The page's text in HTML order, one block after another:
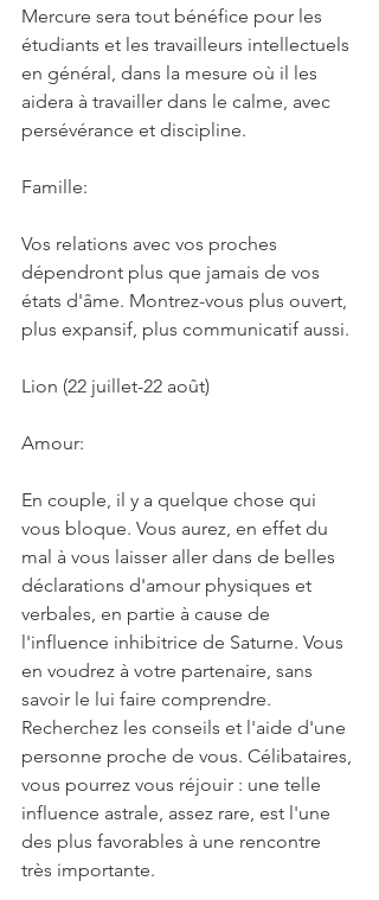
Mercure sera tout bénéfice pour les
étudiants et les travailleurs intellectuels
en général, dans la mesure où il les
aidera à travailler dans le calme, avec
persévérance et discipline.
Famille:
Vos relations avec vos proches
dépendront plus que jamais de vos
états d'âme. Montrez-vous plus ouvert,
plus expansif, plus communicatif aussi.
Lion (22 juillet-22 août)
Amour:
En couple, il y a quelque chose qui
vous bloque. Vous aurez, en effet du
mal à vous laisser aller dans de belles
déclarations d'amour physiques et
verbales, en partie à cause de
l'influence inhibitrice de Saturne. Vous
en voudrez à votre partenaire, sans
savoir le lui faire comprendre.
Recherchez les conseils et l'aide d'une
personne proche de vous. Célibataires,
vous pourrez vous réjouir : une telle
influence astrale, assez rare, est l'une
des plus favorables à une rencontre
très importante.